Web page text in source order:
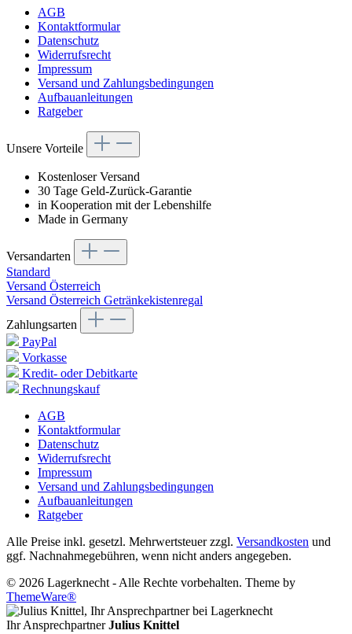
AGB
Kontaktformular
Datenschutz
Widerrufsrecht
Impressum
Versand und Zahlungsbedingungen
Aufbauanleitungen
Ratgeber
Unsere Vorteile
Kostenloser Versand
30 Tage Geld-Zurück-Garantie
in Kooperation mit der Lebenshilfe
Made in Germany
Versandarten
Standard
Versand Österreich
Versand Österreich Getränkekistenregal
Zahlungsarten
PayPal
Vorkasse
Kredit- oder Debitkarte
Rechnungskauf
AGB
Kontaktformular
Datenschutz
Widerrufsrecht
Impressum
Versand und Zahlungsbedingungen
Aufbauanleitungen
Ratgeber
Alle Preise inkl. gesetzl. Mehrwertsteuer zzgl. Versandkosten und
ggf. Nachnahmegebühren, wenn nicht anders angegeben.
© 2026 Lagerknecht - Alle Rechte vorbehalten. Theme by
ThemeWare®
Ihr Ansprechpartner Julius Knittel